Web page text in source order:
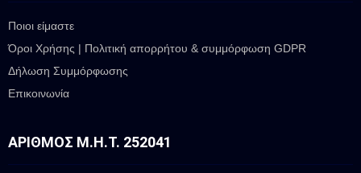
Ποιοι είμαστε
Όροι Χρήσης | Πολιτική απορρήτου & συμμόρφωση GDPR
Δήλωση Συμμόρφωσης
Επικοινωνία
ΑΡΙΘΜΌΣ Μ.Η.Τ. 252041